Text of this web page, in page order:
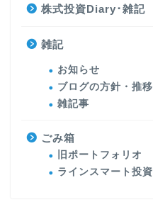
株式投資Diary･雑記
雑記
お知らせ
ブログの方針・推移
雑記事
ごみ箱
旧ポートフォリオ
ラインスマート投資